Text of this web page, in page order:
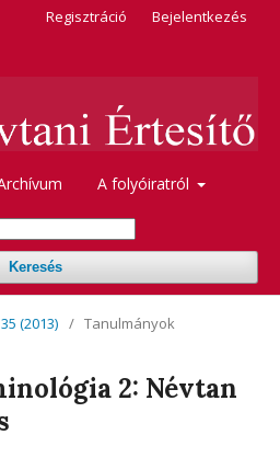
A folyóiratról
Keresés
Regisztráció Bejelentkezés
(2013) / Tanulmányok
2: Névtan